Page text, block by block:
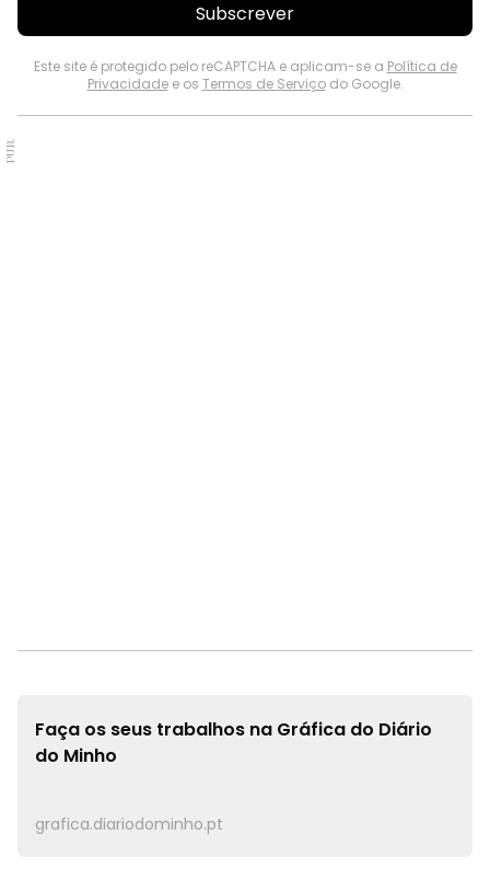
Subscrever
Este site é protegido pelo reCAPTCHA e aplicam-se a Política de
Privacidadee os Termos de Serviçodo Google.
PUB.
Faça os seus trabalhos na Gráfica do Diário
do Minho
grafica.diariodominho.pt